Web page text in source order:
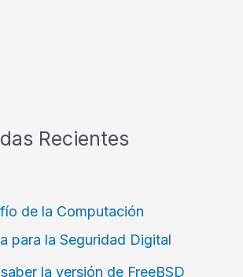
Recientes
de la Computación
para la Seguridad Digital
la versión de FreeBSD